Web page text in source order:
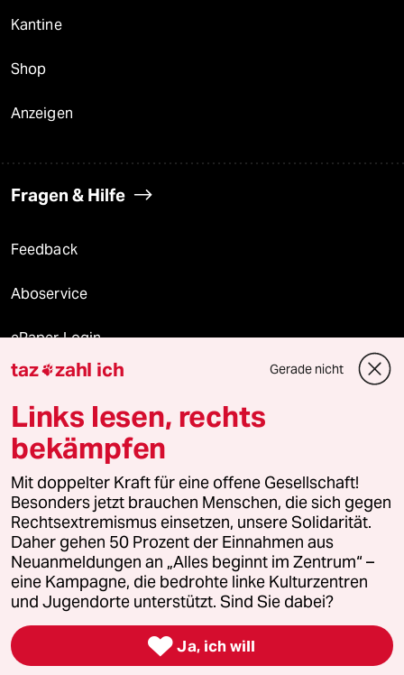
Kantine
Shop
Anzeigen
Fragen & Hilfe
Feedback
Aboservice
ePaper Login
Downloads für Abonnierende
© 2026 taz Verlags und Vertriebs GmbH
Alle Rechte vorbehalten. Bei rechtlichen Fragen oder für Genehmigungen
wenden Sie sich bitte an
lizenzen@taz.de
Feedback Redaktionsstatut Kommune-Richtlinien
Leitlinie Informant Datenschutz Impressum AGB
Seitenwende Einwilligungen widerrufen (Ads)
taz zahl ich Gerade nicht
Links lesen, rechts
bekämpfen
Mit doppelter Kraft für eine offene Gesellschaft!
Besonders jetzt brauchen Menschen, die sich gegen
Rechtsextremismus einsetzen, unsere Solidarität.
Daher gehen 50 Prozent der Einnahmen aus
Neuanmeldungen an „Alles beginnt im Zentrum“ –
eine Kampagne, die bedrohte linke Kulturzentren
und Jugendorte unterstützt. Sind Sie dabei?
 Ja, ich will